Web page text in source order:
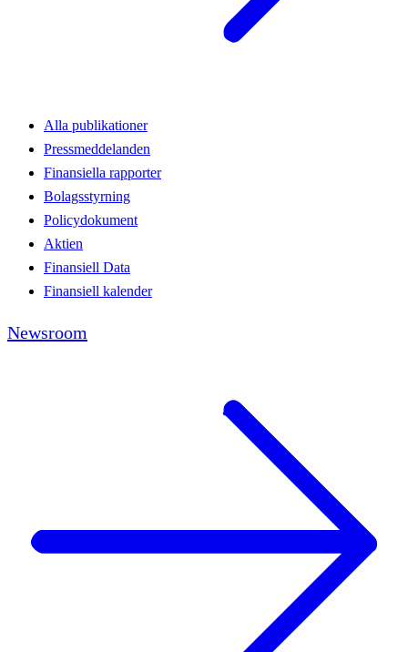
Alla publikationer
Pressmeddelanden
Finansiella rapporter
Bolagsstyrning
Policydokument
Aktien
Finansiell Data
Finansiell kalender
Newsroom